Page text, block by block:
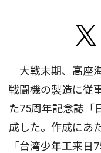
大戦末期、高座
戦闘機の製造に従
た75周年記念誌「
成した。作成にあ
「台湾少年工来